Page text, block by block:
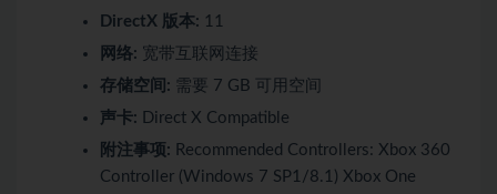
DirectX 版本: 11
网络: 宽带互联网连接
存储空间: 需要 7 GB 可用空间
声卡: Direct X Compatible
附注事项: Recommended Controllers: Xbox 360
Controller (Windows 7 SP1/8.1) Xbox One